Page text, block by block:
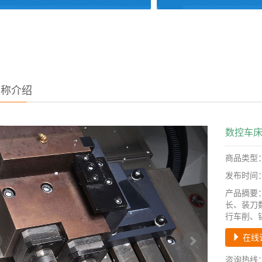
介绍
数控车
商品类型
发布时间
产品摘要
长、装刀
行车削、
在线
咨询热线